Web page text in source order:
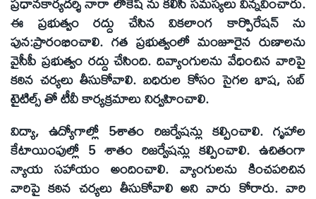
ఈ ప్రభుత్వం రద్దు చేసిన వికలాంగ కార్పొరేషన్ ను
పున:ప్రారంభించాలి. గత ప్రభుత్వంలో మంజూరైన రుణాలను
వైసీపీ ప్రభుత్వం రద్దు చేసింది. దివ్యాంగులను వేధించిన వారిపై
కఠిన చర్యలు తీసుకోవాలి. బధిరుల కోసం సైగల భాష, సబ్
టైటిల్స్ తో టీవీ కార్యక్రమాలు నిర్వహించాలి.
విద్యా, ఉద్యోగాల్లో 5శాతం రిజర్వేషన్లు కల్పించాలి. గృహాల
కేటాయింపుల్లో 5 శాతం రిజర్వేషన్లు కల్పించాలి. ఉచితంగా
న్యాయ సహాయం అందించాలి. వ్యాంగులను కించపరిచిన
వారిపై కఠిన చర్యలు తీసుకోవాలి అని వారు కోరారు. వారి